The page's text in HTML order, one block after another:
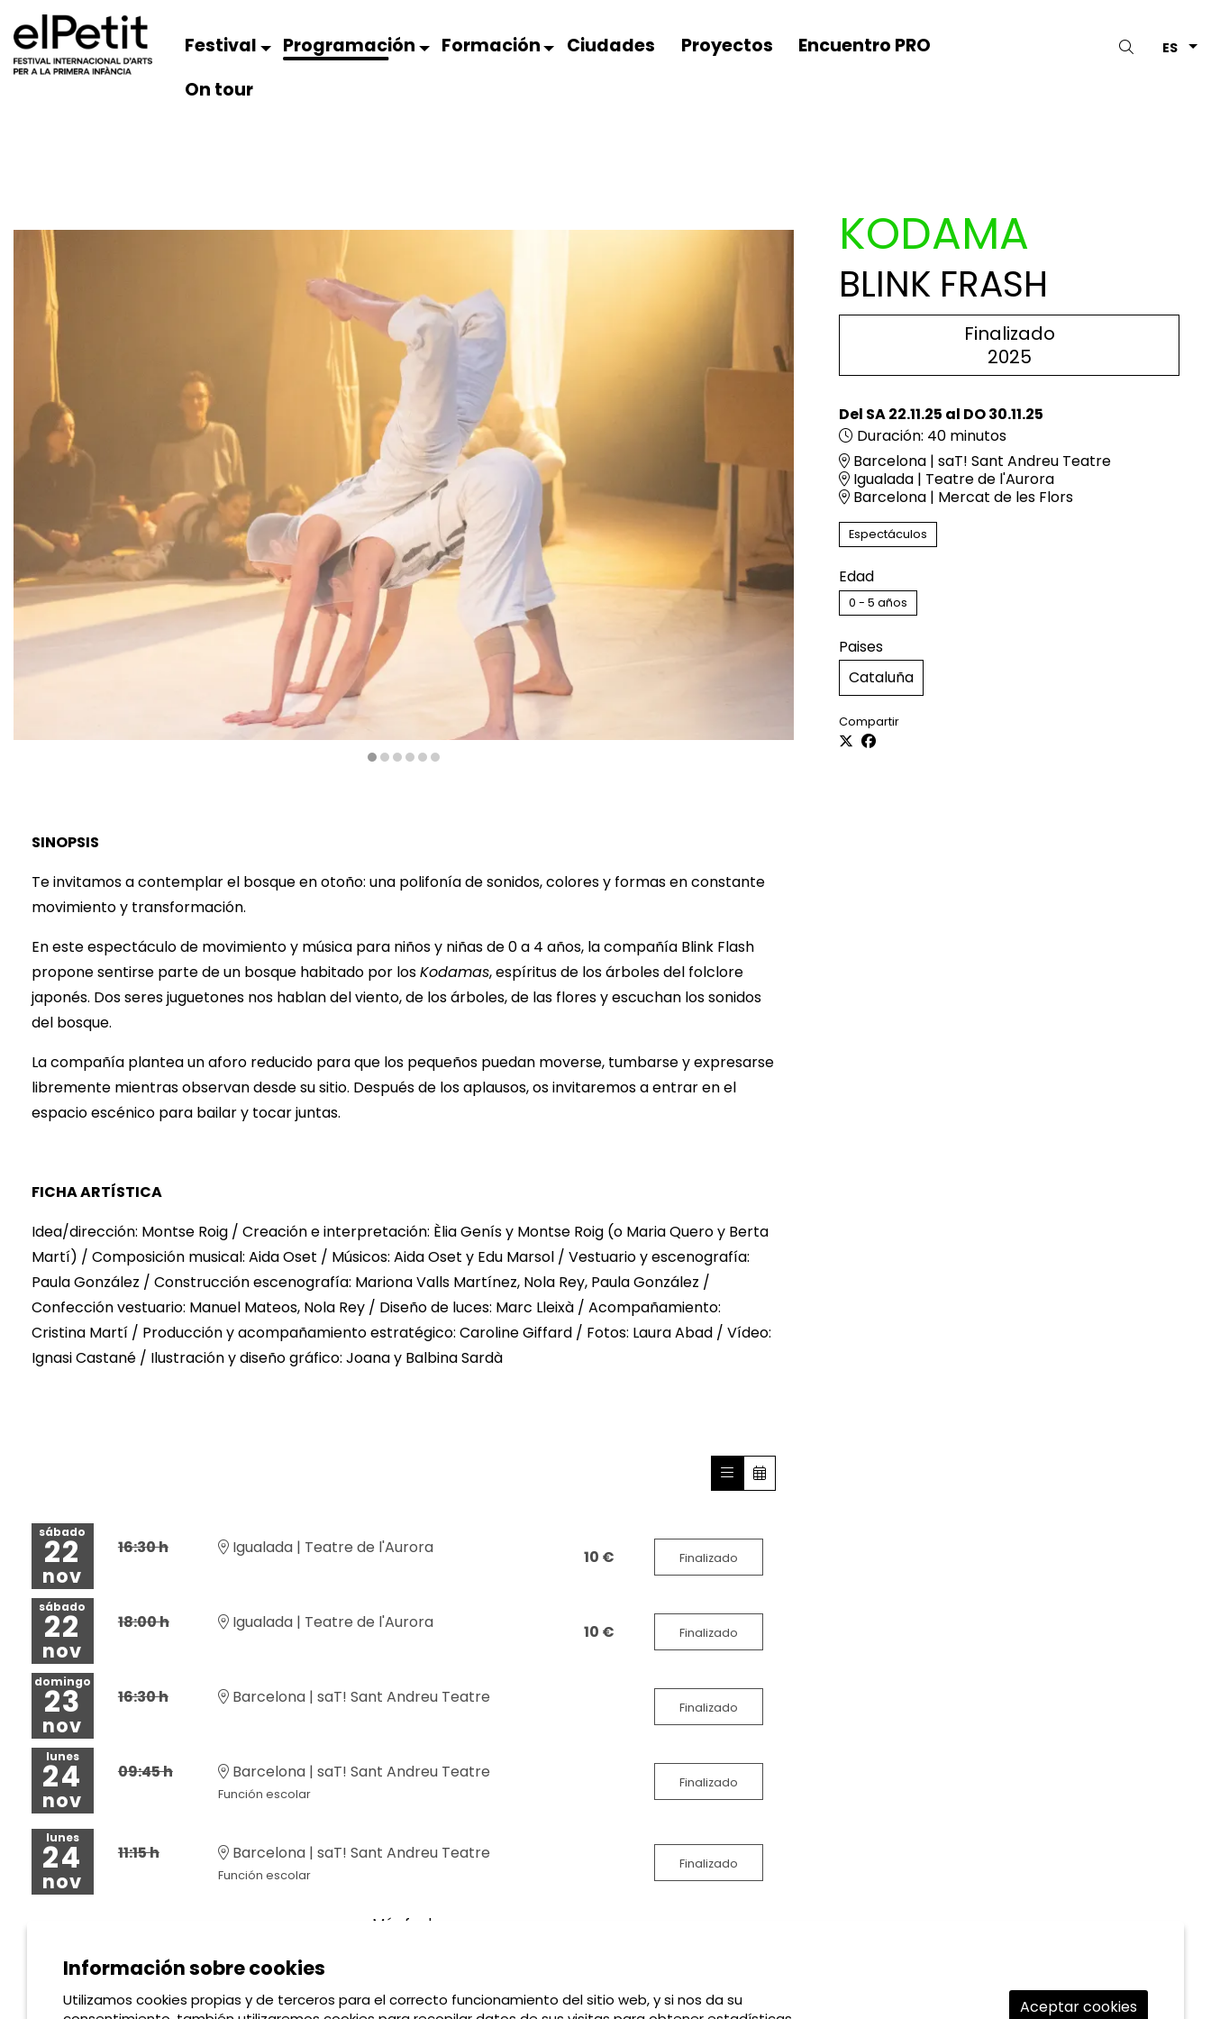
ES
Buscar
Festival Programación Formación Ciudades Proyectos
Encuentro PRO
On tour
KODAMA
BLINK FRASH
Finalizado
2025
Del SA 22.11.25 al DO 30.11.25
Duración: 40 minutos
Barcelona | saT! Sant Andreu Teatre
Igualada | Teatre de l'Aurora
Barcelona | Mercat de les Flors
Espectáculos
Edad
0 - 5 años
Paises
Cataluña
Compartir
SINOPSIS
Te invitamos a contemplar el bosque en otoño: una polifonía de sonidos, colores y formas en constante
movimiento y transformación.
En este espectáculo de movimiento y música para niños y niñas de 0 a 4 años, la compañía Blink Flash
propone sentirse parte de un bosque habitado por losKodamas, espíritus de los árboles del folclore
japonés. Dos seres juguetones nos hablan del viento, de los árboles, de las flores y escuchan los sonidos
del bosque.
La compañía plantea un aforo reducido para que los pequeños puedan moverse, tumbarse y expresarse
libremente mientras observan desde su sitio. Después de los aplausos, os invitaremos a entrar en el
espacio escénico para bailar y tocar juntas.
FICHA ARTÍSTICA
Idea/dirección: Montse Roig / Creación e interpretación: Èlia Genís y Montse Roig (o Maria Quero y Berta
Martí) / Composición musical: Aida Oset / Músicos: Aida Oset y Edu Marsol / Vestuario y escenografía:
Paula González / Construcción escenografía: Mariona Valls Martínez, Nola Rey, Paula González /
Confección vestuario: Manuel Mateos, Nola Rey / Diseño de luces: Marc Lleixà / Acompañamiento:
Cristina Martí / Producción y acompañamiento estratégico: Caroline Giffard / Fotos: Laura Abad / Vídeo:
Ignasi Castané / Ilustración y diseño gráfico: Joana y Balbina Sardà
sábado
22
nov
16:30 h Igualada | Teatre de l'Aurora 10 € Finalizado
sábado
22
nov
18:00 h Igualada | Teatre de l'Aurora 10 € Finalizado
domingo
23
nov
16:30 h Barcelona | saT! Sant Andreu Teatre
Finalizado
lunes
24
nov
09:45 h Barcelona | saT! Sant Andreu Teatre
Función escolar
Finalizado
lunes
24
nov
11:15 h Barcelona | saT! Sant Andreu Teatre
Función escolar
Finalizado
Más fechas
Información sobre cookies
Utilizamos cookies propias y de terceros para el correcto funcionamiento del sitio web, y si nos da su
Aceptar cookies